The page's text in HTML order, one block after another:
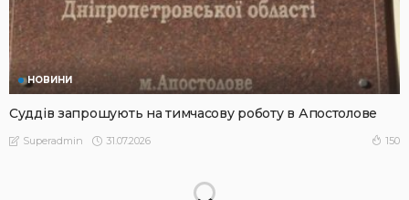
НОВИНИ
Суддів запрошують на тимчасову роботу в Апостолове
Superadmin 31.07.2026 150